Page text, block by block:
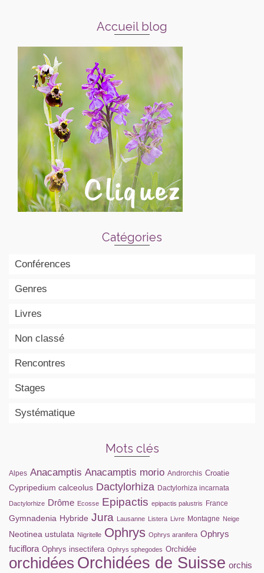
Accueil blog
Catégories
Conférences
Genres
Livres
Non classé
Rencontres
Stages
Systématique
Mots clés
Alpes Anacamptis Anacamptis morio Androrchis Croatie
Cypripedium calceolus Dactylorhiza Dactylorhiza incarnata
Dactylorhize Drôme Ecosse Epipactis epipactis palustris France
Gymnadenia Hybride Jura Lausanne Listera Livre Montagne Neige
Neotinea ustulata Nigritelle Ophrys Ophrys aranifera Ophrys
fuciflora Ophrys insectifera Ophrys sphegodes Orchidée
orchidées Orchidées de Suisse orchis